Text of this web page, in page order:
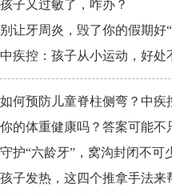
孩子又过敏了，咋办？
别让牙周炎，毁了你的假期好“
中疾控：孩子从小运动，好处
如何预防儿童脊柱侧弯？中疾
你的体重健康吗？答案可能不
守护“六龄牙”，窝沟封闭不可
孩子发热，这四个推拿手法来